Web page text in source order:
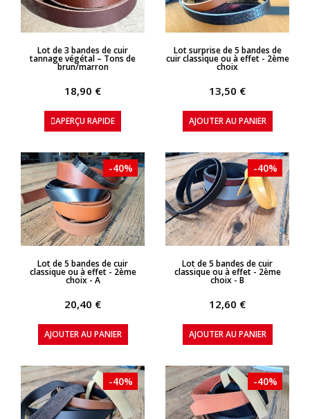
APERÇU RAPIDE
Lot de 3 bandes de cuir
tannage végétal – Tons de
brun/marron
18,90 €
APERÇU RAPIDE
APERÇU RAPIDE
Lot surprise de 5 bandes de
cuir classique ou à effet - 2ème
choix
13,50 €
AJOUTER AU PANIER
APERÇU RAPIDE
-40%
Lot de 5 bandes de cuir
classique ou à effet - 2ème
choix - A
20,40 €
AJOUTER AU PANIER
APERÇU RAPIDE
-40%
Lot de 5 bandes de cuir
classique ou à effet - 2ème
choix - B
12,60 €
AJOUTER AU PANIER
-40% -40%